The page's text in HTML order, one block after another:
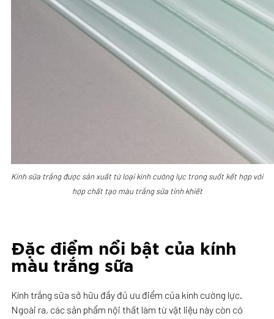
Kính sữa trắng được sản xuất từ loại kính cường lực trong suốt kết hợp với
hợp chất tạo màu trắng sữa tinh khiết
Đặc điểm nổi bật của kính
màu trắng sữa
Kính trắng sữa sở hữu đầy đủ ưu điểm của kính cường lực.
Ngoài ra, các sản phẩm nội thất làm từ vật liệu này còn có